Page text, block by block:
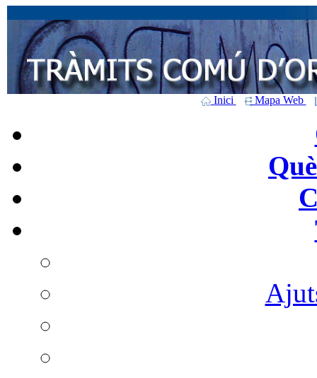
Inici Mapa Web